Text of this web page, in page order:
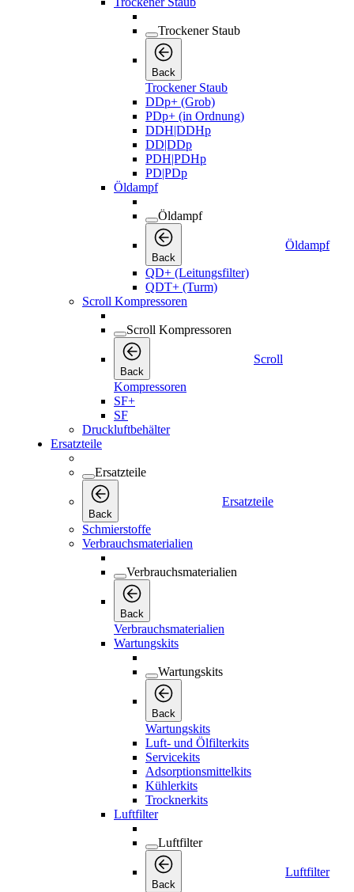
Trockener Staub
Back
Trockener Staub
DDp+ (Grob)
PDp+ (in Ordnung)
DDH|DDHp
DD|DDp
PDH|PDHp
PD|PDp
Öldampf
Öldampf
Back
Öldampf
QD+ (Leitungsfilter)
QDT+ (Turm)
Scroll Kompressoren
Scroll Kompressoren
Back
Scroll
Kompressoren
SF+
SF
Druckluftbehälter
Ersatzteile
Ersatzteile
Back
Ersatzteile
Schmierstoffe
Verbrauchsmaterialien
Verbrauchsmaterialien
Back
Verbrauchsmaterialien
Wartungskits
Wartungskits
Back
Wartungskits
Luft- und Ölfilterkits
Servicekits
Adsorptionsmittelkits
Kühlerkits
Trocknerkits
Luftfilter
Luftfilter
Back
Luftfilter